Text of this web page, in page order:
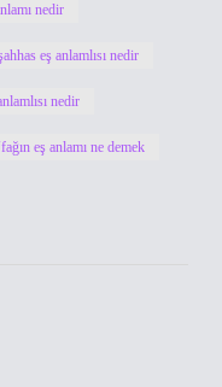
nedir
eş anlamlısı nedir
nedir
eş anlamı ne demek